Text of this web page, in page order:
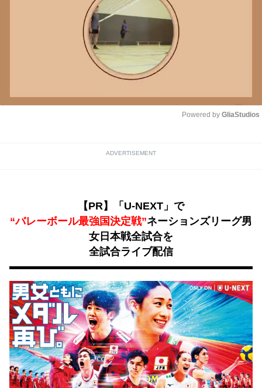
Powered by GliaStudios
ADVERTISEMENT
【PR】「U-NEXT」で
“バレーボール最強国決定戦”ネーションズリーグ男
女日本戦全試合を
全試合ライブ配信